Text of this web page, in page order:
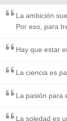
La ambición
Por eso, para
Hay que estar
La ciencia es
La pasión para
La soledad es